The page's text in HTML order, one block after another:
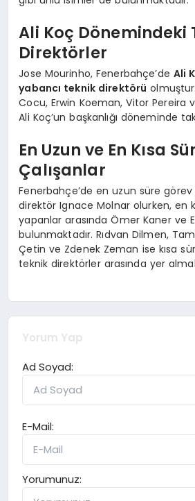
Ali Koç Dönemindeki
Direktörler
Jose Mourinho, Fenerbahçe’de Ali
yabancı teknik direktörü
Cocu, Erwin Koeman, Vitor Pereira
Ali Koç’un başkanlığı döneminde
En Uzun ve En Kısa
Çalışanlar
Fenerbahçe’de en uzun süre
direktör Ignace Molnar olurken, en
yapanlar arasında Ömer Kaner ve
bulunmaktadır. Rıdvan Dilmen,
Çetin ve Zdenek Zeman ise kısa
teknik direktörler arasında yer
Yorum Yap
Ad Soyad:
E-Mail:
Yorumunuz: